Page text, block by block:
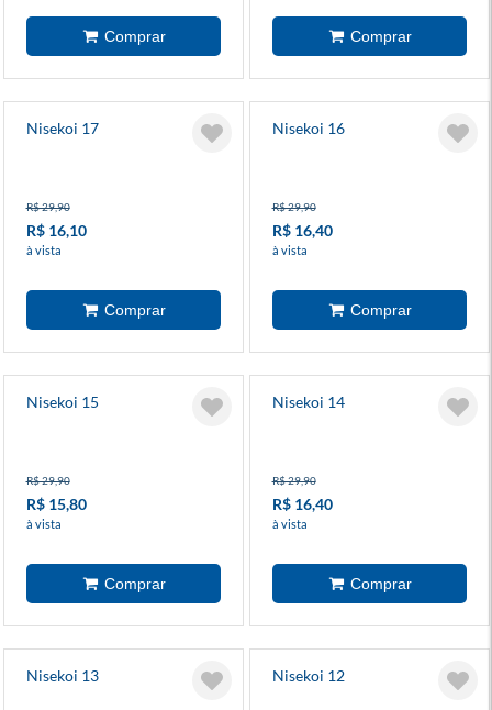
Nisekoi 17
R$ 29,90
R$ 16,10
à vista
Nisekoi 16
R$ 29,90
R$ 16,40
à vista
Nisekoi 15
R$ 29,90
R$ 15,80
à vista
Nisekoi 14
R$ 29,90
R$ 16,40
à vista
Nisekoi 13 Nisekoi 12